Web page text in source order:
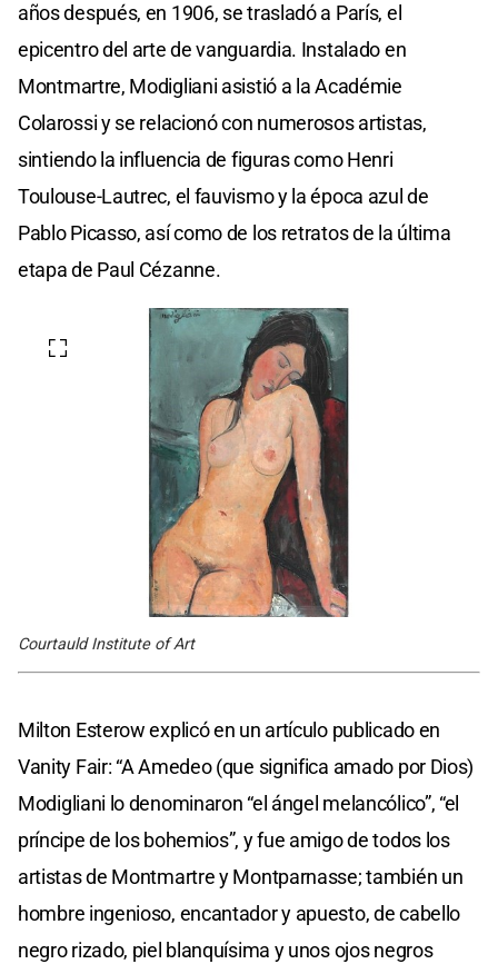
años después, en 1906, se trasladó a París, el
epicentro del arte de vanguardia. Instalado en
Montmartre, Modigliani asistió a la Académie
Colarossi y se relacionó con numerosos artistas,
sintiendo la influencia de figuras como Henri
Toulouse-Lautrec, el fauvismo y la época azul de
Pablo Picasso, así como de los retratos de la última
etapa de Paul Cézanne.
Courtauld Institute of Art
Milton Esterow explicó en un artículo publicado en
Vanity Fair: “A Amedeo (que significa amado por Dios)
Modigliani lo denominaron “el ángel melancólico”, “el
príncipe de los bohemios”, y fue amigo de todos los
artistas de Montmartre y Montparnasse; también un
hombre ingenioso, encantador y apuesto, de cabello
negro rizado, piel blanquísima y unos ojos negros